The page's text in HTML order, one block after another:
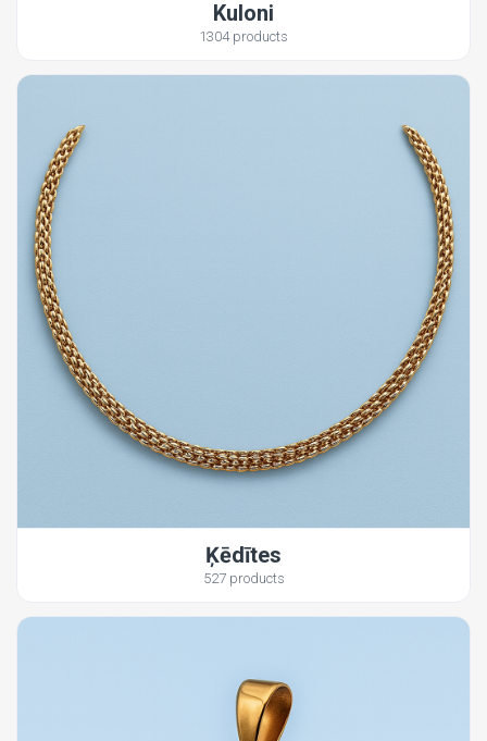
Kuloni
1304 products
Ķēdītes
527 products